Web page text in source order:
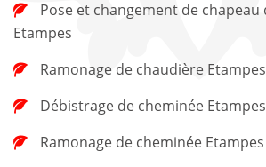
Etampes
Ramonage de chaudière Etampes
Débistrage de cheminée Etampes
Ramonage de cheminée Etampes